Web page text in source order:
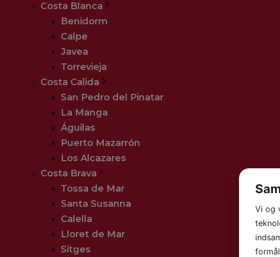
Costa Blanca
Benidorm
Calpe
Javea
Torrevieja
Costa Calida
San Pedro del Pinatar
La Manga
Águilas
Puerto Mazarrón
Los Alcazares
Costa Brava
Tossa de Mar
Santa Susanna
Calella
Lloret de Mar
Sitges
Vi og